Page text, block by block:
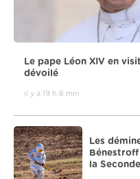
Le pape Léon XIV en
dévoilé
il y a 19 h 8 min
Les
la